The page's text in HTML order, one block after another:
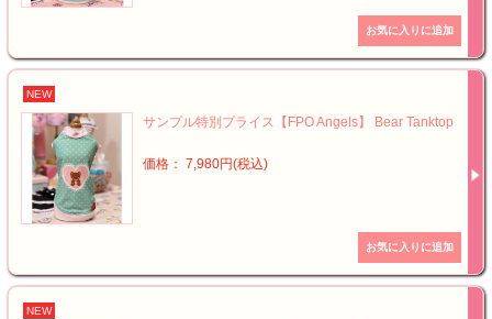
NEW
サンプル特別プライス【FPO Angels】 Bear Tanktop
価格： 7,980円(税込)
NEW